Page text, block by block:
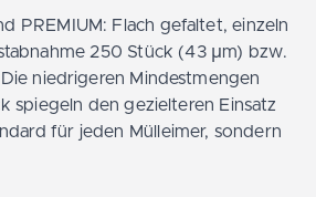
PREMIUM: Flach gefaltet, einzeln
250 Stück (43 µm) bzw.
niedrigeren Mindestmengen
spiegeln den gezielteren Einsatz
für jeden Mülleimer, sondern